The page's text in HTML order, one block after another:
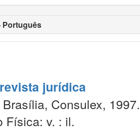
Português
jurídica
Consulex, 1997.
Física: v. : il.